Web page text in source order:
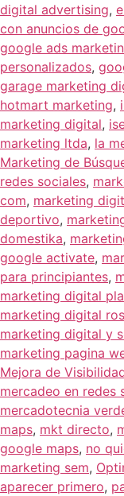
digital advertising,
con anuncios de
google ads
personalizados,
garage marketing
hotmart marketing,
marketing digital,
marketing ltda, la
Marketing de
redes sociales,
com, marketing
deportivo,
domestika,
google activate,
para principiantes,
marketing digital
marketing digital
marketing digital y
marketing pagina
Mejora de
mercadeo en redes
mercadotecnia
maps, mkt directo,
google maps, no
marketing sem,
aparecer primero,